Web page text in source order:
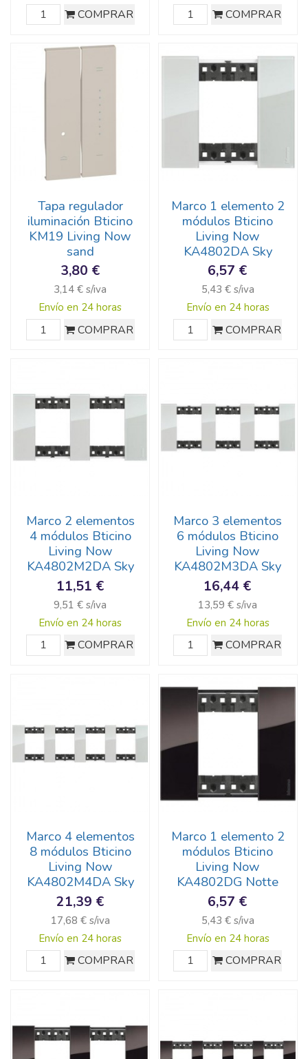
COMPRAR COMPRAR
Tapa regulador
iluminación Bticino
KM19 Living Now
sand
3,80 €
3,14 € s/iva
Envío en 24 horas
COMPRAR
Marco 1 elemento 2
módulos Bticino
Living Now
KA4802DA Sky
6,57 €
5,43 € s/iva
Envío en 24 horas
COMPRAR
Marco 2 elementos
4 módulos Bticino
Living Now
KA4802M2DA Sky
11,51 €
9,51 € s/iva
Envío en 24 horas
COMPRAR
Marco 3 elementos
6 módulos Bticino
Living Now
KA4802M3DA Sky
16,44 €
13,59 € s/iva
Envío en 24 horas
COMPRAR
Marco 4 elementos
8 módulos Bticino
Living Now
KA4802M4DA Sky
21,39 €
17,68 € s/iva
Envío en 24 horas
COMPRAR
Marco 1 elemento 2
módulos Bticino
Living Now
KA4802DG Notte
6,57 €
5,43 € s/iva
Envío en 24 horas
COMPRAR